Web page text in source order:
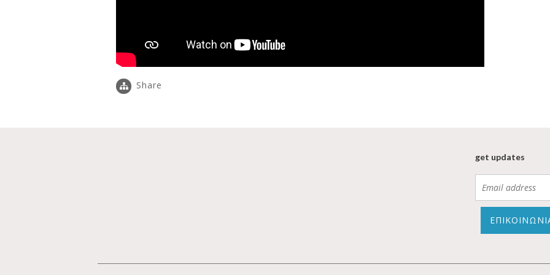
Share
get updates